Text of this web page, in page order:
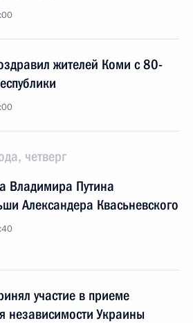
жителей Коми с 80-
четверг
Владимира Путина
Александера Квасьневского
участие в приеме
независимости Украины